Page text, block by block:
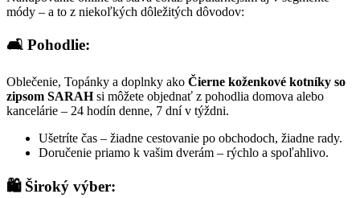
módy – a to z niekoľkých dôležitých dôvodov:
🛋️ Pohodlie:
Oblečenie, Topánky a doplnky ako Čierne koženkové kotníky so
zipsom SARAHsi môžete objednať z pohodlia domova alebo
kancelárie – 24 hodín denne, 7 dní v týždni.
Ušetríte čas – žiadne cestovanie po obchodoch, žiadne rady.
Doručenie priamo k vašim dverám – rýchlo a spoľahlivo.
🛍️ Široký výber: